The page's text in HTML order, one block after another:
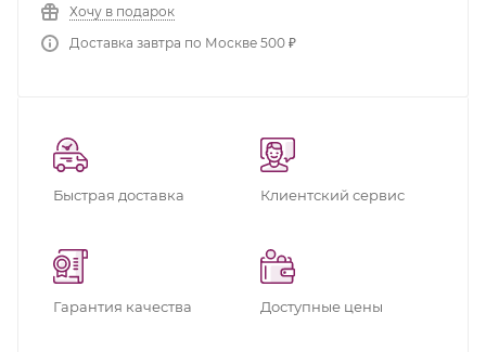
Хочу в подарок
Доставка завтра по Москве 500 ₽
Быстрая доставка Клиентский сервис
Гарантия качества Доступные цены